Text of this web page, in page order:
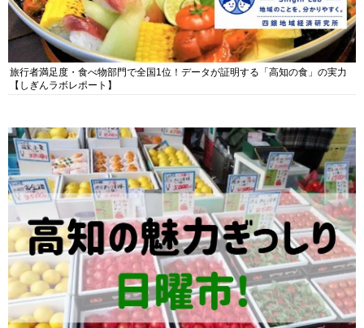
旅行者満足度・食べ物部門で全国1位！データが証明する「高知の食」の実力
【しぎんラボレポート】